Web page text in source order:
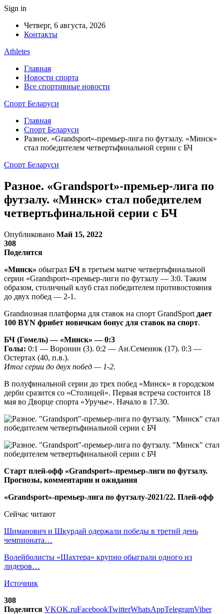
Sign in
Четверг, 6 августа, 2026
Контакты
Athletes
Главная
Новости спорта
Все спортивные новости
Спорт Беларуси
Главная
Спорт Беларуси
Разное. «Grandsport»-премьер-лига по футзалу. «Минск»
стал победителем четвертьфинальной серии с БЧ
Спорт Беларуси
Разное. «Grandsport»-премьер-лига по
футзалу. «Минск» стал победителем
четвертьфинальной серии с БЧ
Опубликовано Май 15, 2022
308
Поделится
«Минск» обыграл БЧ в третьем матче четвертьфинальной
серии «Grandsport»-премьер-лиги по футзалу — 3:0. Таким
образом, столичный клуб стал победителем противостояния
до двух побед — 2-1.
Grandиозная платформа для ставок на спорт GrandSport дает
100 BYN фрибет новичкам бонус для ставок на спорт.
БЧ (Гомель) — «Минск» — 0:3
Голы: 0:1 — Воронин (3). 0:2 — Ан.Семенюк (17). 0:3 —
Остертах (40, п.в.).
Итог серии до двух побед — 1-2.
В полуфинальной серии до трех побед «Минск» в городском
дерби сразится со «Столицей». Первая встреча состоится 18
мая во Дворце спорта «Уручье». Начало в 17.30.
Старт плей-офф «Grandsport»-премьер-лиги по футзалу.
Прогнозы, комментарии и ожидания
«Grandsport»-премьер-лига по футзалу-2021/22. Плей-офф
Сейчас читают
Шиманович и Шкурдай одержали победы в третий день
чемпионата…
Волейболисты «Шахтера» крупно обыграли одного из
лидеров…
Источник
308
Поделится VKOK.ruFacebookTwitterWhatsAppTelegramViber